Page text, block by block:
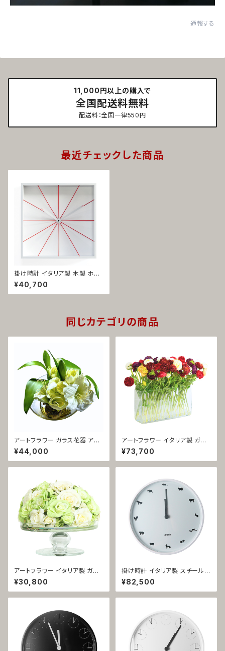
通報する
11,000円以上の購入で
全国配送料無料
配送料：全国一律550円
最近チェックした商品
掛け時計 イタリア製 木製 ホワ
イト系 プロスペッティーボ 139
8
¥40,700
同じカテゴリの商品
アートフラワー ガラス花器 アマ
リリス 1356
¥44,000
アートフラワー イタリア製 ガラ
ス 花器 ミックスカラー ルガーノ
1339
¥73,700
アートフラワー イタリア製 ガラ
ス花器 ミックスカラー ミックス
ローズ 1337
¥30,800
掛け時計 イタリア製 スチール製
ホワイト オフィス受付 十二支 1
299
¥82,500